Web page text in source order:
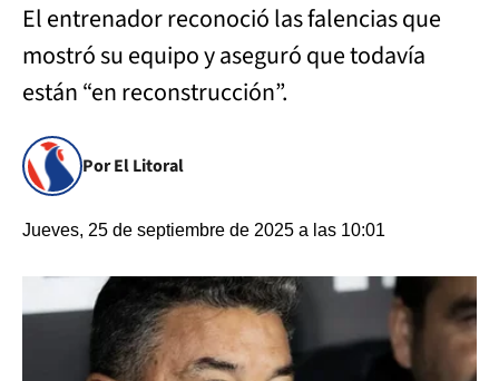
El entrenador reconoció las falencias que
mostró su equipo y aseguró que todavía
están “en reconstrucción”.
Por El Litoral
Jueves, 25 de septiembre de 2025 a las 10:01